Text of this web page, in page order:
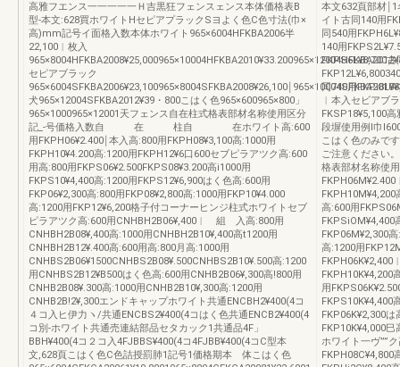
高雅フエンス一一一一一Ｈ吉黒狂フェンスェンス本体価格表B
型‐本文:628買ホワイトHセピアプラックSヨよく色C色寸法(巾×
高)mm記号イ面格入数本体ホワイト965×6004HFKBA2006半
22,100︱枚入
セピアブラック
965×6004SFKBA2006¥23,100965×8004SFKBA2008¥26,100￨
犬965×12004SFKBA2012¥39・800こはく色965×600965×800」
965×1000965×12001天フェンス自在柱式格表部材名称使用区分
記_‐号価格入数自 在 柱自 在ホワイト高:600
用FKPH06¥2.400￨本入高:800用FKPH08¥3,100高:1000用
FKPH10¥4.200高:1200用FKPH12¥6口600セブピラアツク高:600
用高:800用FKPS06¥2.500FKPS08¥3.200高i1000用
FKPS10¥4,400高:1200用FKPS12¥6,900はく色高:600用
FKP06¥2,300高:800用FKP08¥2,800高:1000用FKP10¥4.000
高:1200用FKP12¥6,200格子付コーナーヒンジ柱式ホワイトセブ
ピラアツク高:600用CNHBH2B06¥,400︱ 組 入高:800用
CNHBH2B08¥,400高:1000用CNHBH2B10¥,400高t1200用
CNHBH2B12¥.400高:600用高:800月高:1000用
CNHBS2B06¥1500CNHBS2B08¥.500CNHBS2B10¥.500高:1200
用CNHBS2B12¥B500はく色高:600用CNHB2B06¥,300高!800用
CNHB2B08¥.300高:1000用CNHB2B10¥,300高:1200用
CNHB2B!2¥,300エンドキャップホワイト共通ENCBH2¥400(4コ
４コ入ヒ伊力ヽ/共通ENCBS2¥400(4コはく色共通ENCB2¥400(4
コ別‐ホワイト共通売連結部品セタカック1共通品4F」
BBH¥400(4コ２コ入4FJBBS¥400(4コ4FJBB¥400(4コC型本
文,628頁こはく色C色詰授罰肺1記号1価格期本 体こはく色
本文632頁部材￨
イト古同140用
同540用
140用
FKPS6L¥8,700
同740用
︱本入セビアブ
FKSP18¥5,100
段塀使用例I巾
こはく色のみで
ご注意ください
格表部材名称使
高:600用
FKPSiOM¥4,400
FKP06M¥2,300
高:1200用
FKPH10K¥4,200
用
FKPS10K¥4,400
FKP06K¥2,300
FKP10K¥4,000
ホワイト一ヴ””
FKPH08C¥4,800